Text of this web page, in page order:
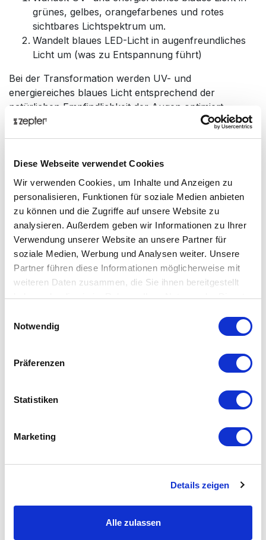
Diese Webseite verwendet Cookies
Wir verwenden Cookies, um Inhalte und Anzeigen zu
personalisieren, Funktionen für soziale Medien anbieten
zu können und die Zugriffe auf unsere Website zu
analysieren. Außerdem geben wir Informationen zu Ihrer
Verwendung unserer Website an unsere Partner für
soziale Medien, Werbung und Analysen weiter. Unsere
Partner führen diese Informationen möglicherweise mit
weiteren Daten zusammen, die Sie ihnen bereitgestellt
haben oder die sie im Rahmen Ihrer Nutzung der Dienste
Notwendig
Präferenzen
Statistiken
Marketing
Details zeigen
Alle zulassen
grünes, gelbes, orangefarbenes und rotes
sichtbares Lichtspektrum um.
Wandelt blaues LED-Licht in augenfreundliches
Licht um (was zu Entspannung führt)
Bei der Transformation werden UV- und
energiereiches blaues Licht entsprechend der
natürlichen Empfindlichkeit der Augen optimiert.
Ermöglicht eine schärfere Sicht;
Reguliert neuroendokrinologische Maßnahmen;
erhöht das Serotonin und reguliert das Serotonin
/ Melatonin-Verhältnis (das Depressionen und
Schlaflosigkeit verringert);
Beeinflusst die Körperuhr - zirkadianer Rhythmus
(reguliert Blutdruck und Temperatur);
Darüber hinaus ist Hyperlight Eyewear mit
Beschichtungen höchster Qualität ausgestattet:
Die Schutzschicht ist auf beiden Seiten der Linse
angebracht.
Kratzfestigkeit und verlängert die Lebensdauer
Staubpartikel auf beiden Seiten der Linse abweist.
Ioncoat K + -Verfahren werden im Vakuum acht
Materialschichten mit unterschiedlichen
was zu einer besseren Sicht führt.
Schicht abgestimmt, verlängert sie die